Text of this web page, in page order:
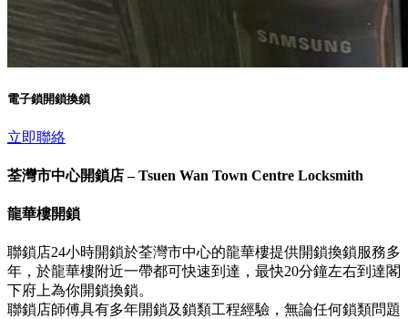
電子鎖開鎖換鎖
立即聯絡
荃灣市中心開鎖店 – Tsuen Wan Town Centre Locksmith
龍華樓開鎖
聯鎖店24小時開鎖於荃灣市中心的龍華樓提供開鎖換鎖服務多
年，於龍華樓附近一帶都可快速到達，最快20分鐘左右到達閣
下府上為你開鎖換鎖。
聯鎖店師傅具有多年開鎖及鎖類工程經驗，無論任何鎖類問題